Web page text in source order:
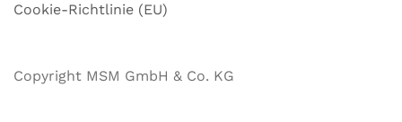
Cookie-Richtlinie (EU)
Copyright MSM GmbH & Co. KG